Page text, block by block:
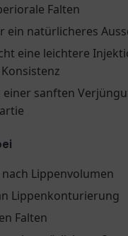
Falten
ein natürlicheres
eine leichtere
einer sanften
Lippenvolumen
Lippenkonturierung
Falten